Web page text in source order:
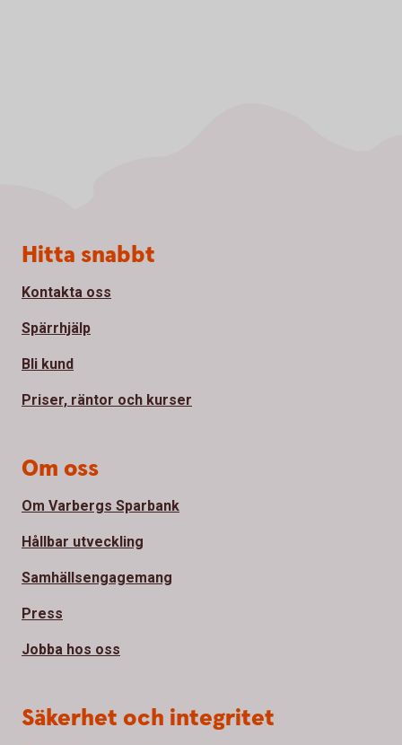
Sidfot
Hitta snabbt
Kontakta oss
Spärrhjälp
Bli kund
Priser, räntor och kurser
Om oss
Om Varbergs Sparbank
Hållbar utveckling
Samhällsengagemang
Press
Jobba hos oss
Säkerhet och integritet